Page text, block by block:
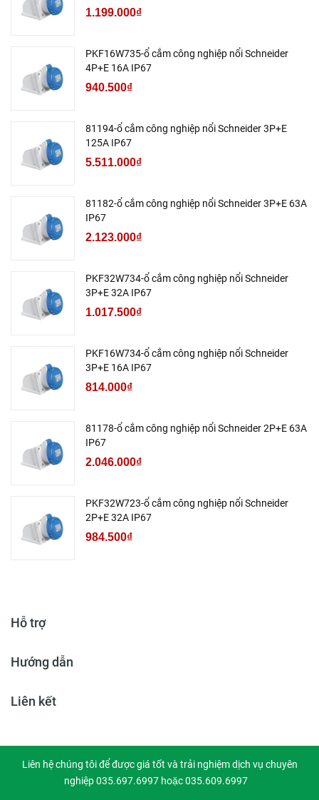
1.199.000₫
PKF16W735-ổ cắm công nghiệp nổi Schneider
4P+E 16A IP67
940.500₫
81194-ổ cắm công nghiệp nổi Schneider 3P+E
125A IP67
5.511.000₫
81182-ổ cắm công nghiệp nổi Schneider 3P+E 63A
IP67
2.123.000₫
PKF32W734-ổ cắm công nghiệp nổi Schneider
3P+E 32A IP67
1.017.500₫
PKF16W734-ổ cắm công nghiệp nổi Schneider
3P+E 16A IP67
814.000₫
81178-ổ cắm công nghiệp nổi Schneider 2P+E 63A
IP67
2.046.000₫
PKF32W723-ổ cắm công nghiệp nổi Schneider
2P+E 32A IP67
984.500₫
Hỗ trợ
Hướng dẫn
Liên kết
Liên hệ chúng tôi để được giá tốt và trải nghiệm dịch vụ chuyên
nghiệp 035.697.6997 hoặc 035.609.6997